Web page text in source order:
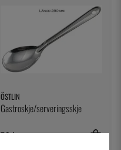
ÖSTLIN
Gastroskje/serveringsskje
76 kr